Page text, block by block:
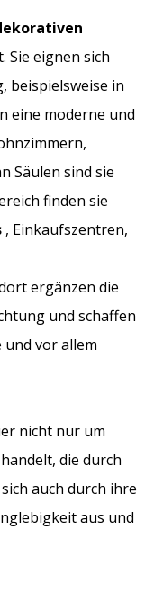
Sie eignen sich
beispielsweise in
eine moderne und
Säulen sind sie
finden sie
, Einkaufszentren,
ergänzen die
und schaffen
vor allem
nicht nur um
handelt, die durch
auch durch ihre
aus und